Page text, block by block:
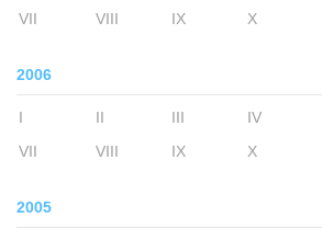
VII
VIII IX X
2006
I II III IV
VII
VIII IX X
2005